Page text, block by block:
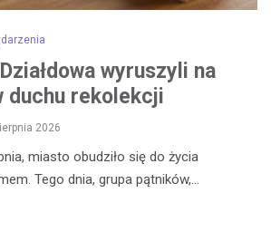
wyruszyli na
duchu rekolekcji
2026
miasto obudziło się do życia
Tego dnia, grupa pątników,…